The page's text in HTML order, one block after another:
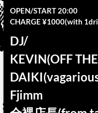
OPEN/START 20:00
CHARGE ¥1000(with
DJ/
KEVIN(OFF
Fjimm